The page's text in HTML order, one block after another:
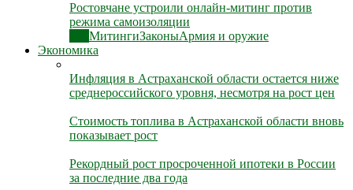
Ростовчане устроили онлайн-митинг против
режима самоизоляции
МитингиЗаконыАрмия и оружие
Экономика
Инфляция в Астраханской области остается ниже
среднероссийского уровня, несмотря на рост цен
Стоимость топлива в Астраханской области вновь
показывает рост
Рекордный рост просроченной ипотеки в России
за последние два года